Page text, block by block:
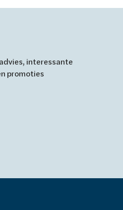
interessante
promoties